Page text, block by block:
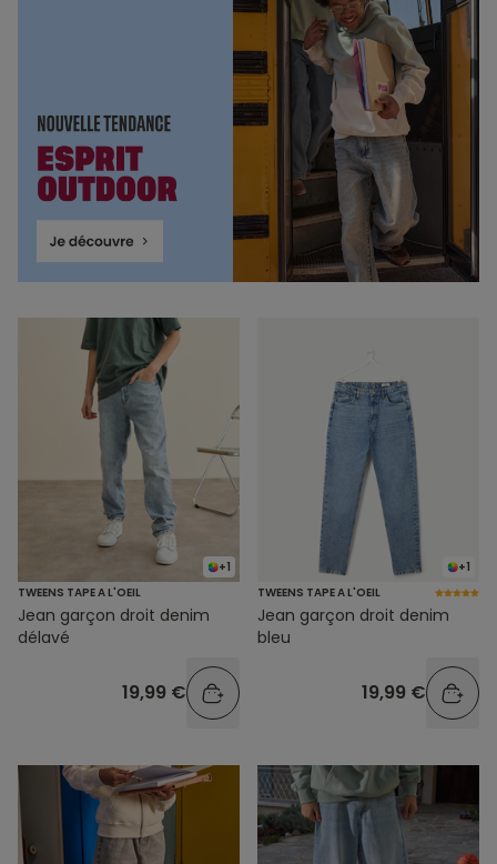
+1
TWEENS TAPE A L'OEIL
Jean garçon droit denim
délavé
19,99 €
+1
TWEENS TAPE A L'OEIL
Jean garçon droit denim
bleu
19,99 €